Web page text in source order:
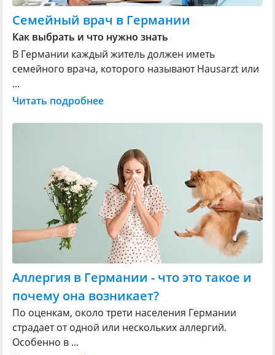
Семейный врач в Германии
Как выбрать и что нужно знать
В Германии каждый житель должен иметь
семейного врача, которого называют Hausarzt или
...
Читать подробнее
Аллергия в Германии - что это такое и
почему она возникает?
По оценкам, около трети населения Германии
страдает от одной или нескольких аллергий.
Особенно в ...